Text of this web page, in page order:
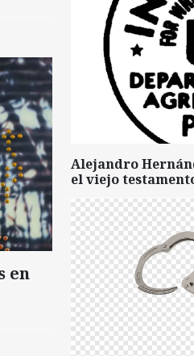
en
Alejandro
el viejo